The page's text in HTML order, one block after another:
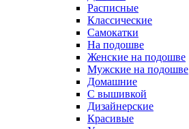
Расписные
Классические
Самокатки
На подошве
Женские на подошве
Мужские на подошве
Домашние
С вышивкой
Дизайнерские
Красивые